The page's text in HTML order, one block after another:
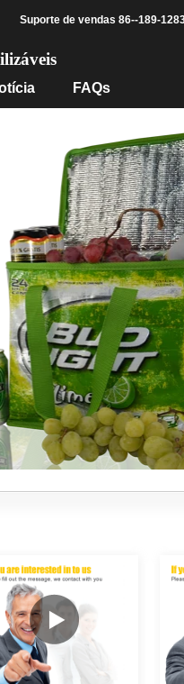
Suporte de vendas 86--189-
FAQs